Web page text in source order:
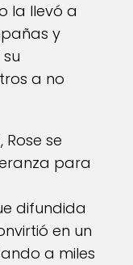
la llevó a
y
a no
se
para
difundida
en un
a miles